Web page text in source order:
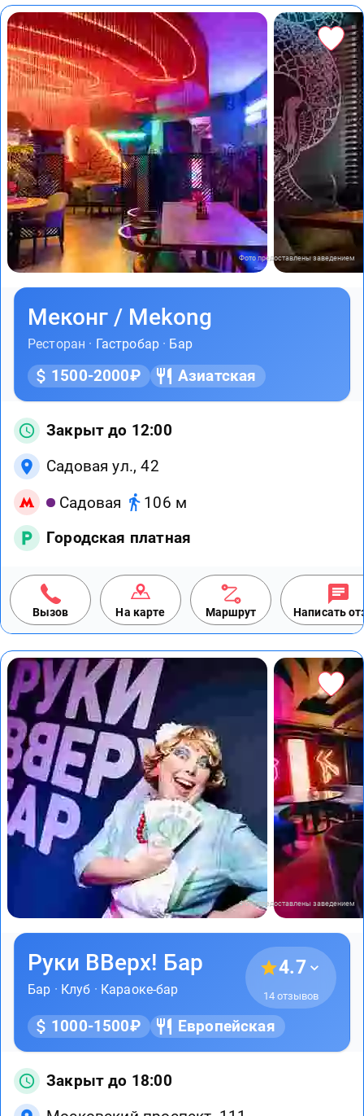
Фото предоставлены заведением
Меконг / Mekong
Ресторан · Гастробар · Бар
1500-2000₽ Азиатская
Закрыт до 12:00
Садовая ул., 42
Садовая
106 м
Городская платная
Вызов На карте Маршрут Написать
Фото предоставлены заведением
Руки ВВерх! Бар
Бар · Клуб · Караоке-бар
4.7
14 отзывов
1000-1500₽ Европейская
Закрыт до 18:00